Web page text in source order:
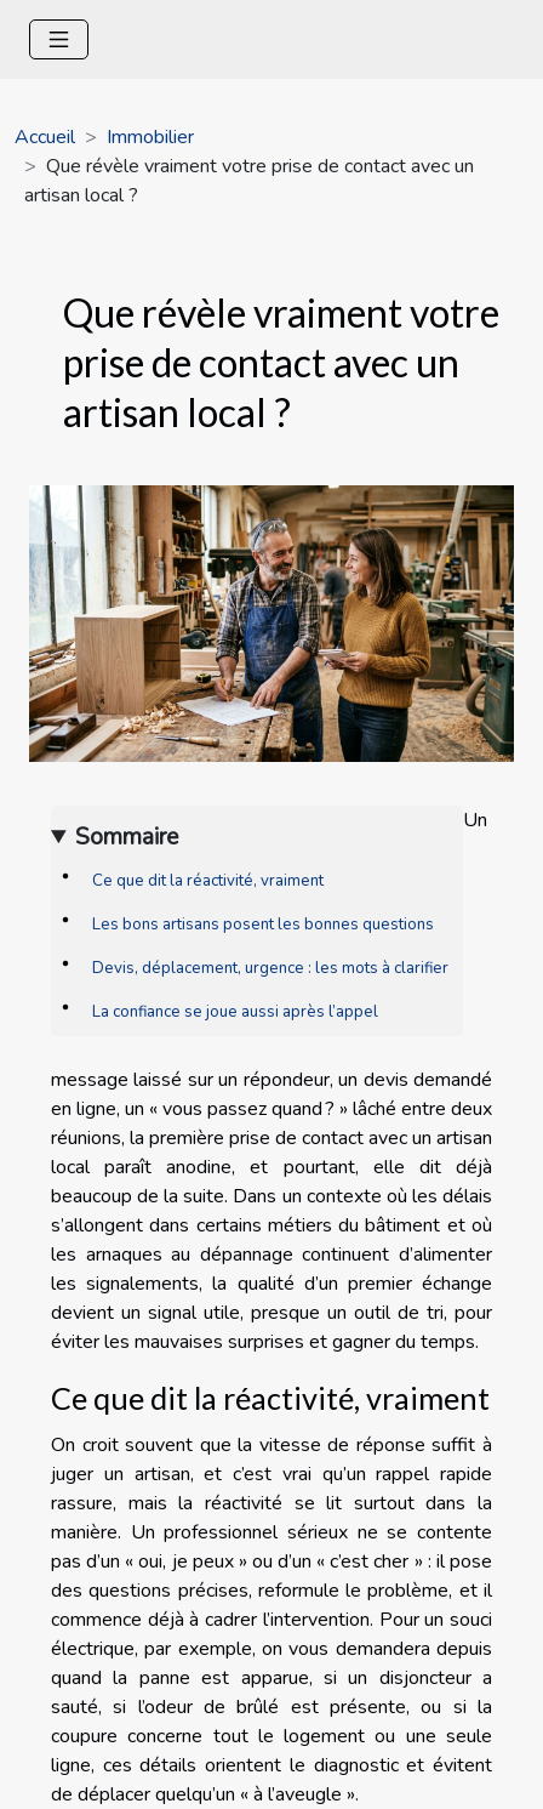
Accueil
Immobilier
Que révèle vraiment votre prise de contact avec un
artisan local ?
Que révèle vraiment votre
prise de contact avec un
artisan local ?
Sommaire
Ce que dit la réactivité, vraiment
Les bons artisans posent les bonnes questions
Devis, déplacement, urgence : les mots à clarifier
La confiance se joue aussi après l’appel
Un
message laissé sur un répondeur, un devis demandé
en ligne, un « vous passez quand ? » lâché entre deux
réunions, la première prise de contact avec un artisan
local paraît anodine, et pourtant, elle dit déjà
beaucoup de la suite. Dans un contexte où les délais
s’allongent dans certains métiers du bâtiment et où
les arnaques au dépannage continuent d’alimenter
les signalements, la qualité d’un premier échange
devient un signal utile, presque un outil de tri, pour
éviter les mauvaises surprises et gagner du temps.
Ce que dit la réactivité, vraiment
On croit souvent que la vitesse de réponse suffit à
juger un artisan, et c’est vrai qu’un rappel rapide
rassure, mais la réactivité se lit surtout dans la
manière. Un professionnel sérieux ne se contente
pas d’un « oui, je peux » ou d’un « c’est cher » : il pose
des questions précises, reformule le problème, et il
commence déjà à cadrer l’intervention. Pour un souci
électrique, par exemple, on vous demandera depuis
quand la panne est apparue, si un disjoncteur a
sauté, si l’odeur de brûlé est présente, ou si la
coupure concerne tout le logement ou une seule
ligne, ces détails orientent le diagnostic et évitent
de déplacer quelqu’un « à l’aveugle ».